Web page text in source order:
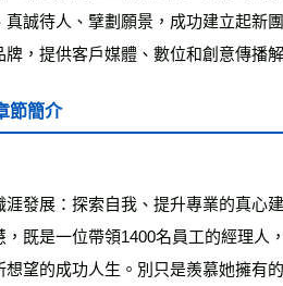
真誠待人、擘劃願景，成功建立起新
牌，提供客戶媒體、數位和創意傳播
節簡介
涯發展：探索自我、提升專業的真心
，既是一位帶領1400名員工的經理人
想望的成功人生。別只是羨慕她擁有